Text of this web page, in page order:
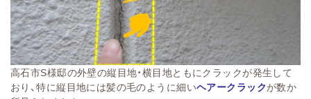
高石市S様邸の外壁の縦目地・横目地ともにクラックが発生して
おり、特に縦目地には髪の毛のように細いヘアークラックが数か